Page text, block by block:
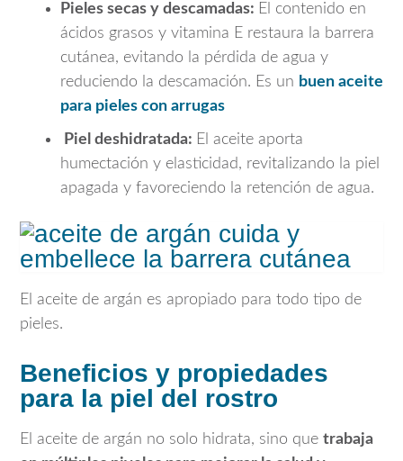
Pieles secas y descamadas: El contenido en
ácidos grasos y vitamina E restaura la barrera
cutánea, evitando la pérdida de agua y
reduciendo la descamación. Es un buen aceite
para pieles con arrugas
Piel deshidratada: El aceite aporta
humectación y elasticidad, revitalizando la piel
apagada y favoreciendo la retención de agua.
El aceite de argán es apropiado para todo tipo de
pieles.
Beneficios y propiedades
para la piel del rostro
El aceite de argán no solo hidrata, sino que trabaja